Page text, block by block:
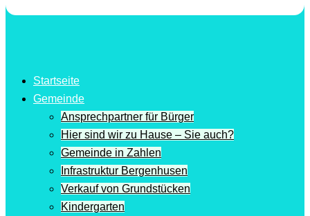
Startseite
Gemeinde
Ansprechpartner für Bürger
Hier sind wir zu Hause – Sie auch?
Gemeinde in Zahlen
Infrastruktur Bergenhusen
Verkauf von Grundstücken
Kindergarten